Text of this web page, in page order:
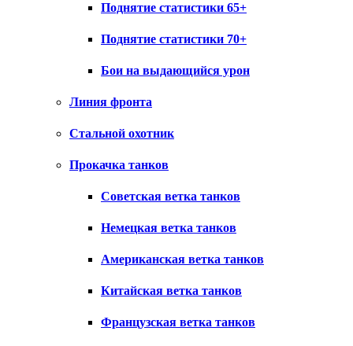
Поднятие статистики 65+
Поднятие статистики 70+
Бои на выдающийся урон
Линия фронта
Стальной охотник
Прокачка танков
Советская ветка танков
Немецкая ветка танков
Американская ветка танков
Китайская ветка танков
Французская ветка танков